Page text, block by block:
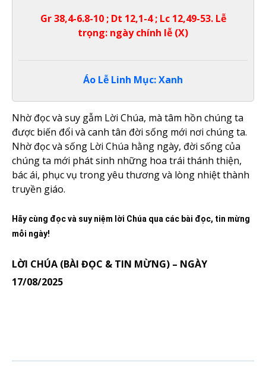
Gr 38,4-6.8-10 ; Dt 12,1-4 ; Lc 12,49-53. Lễ
trọng: ngày chính lễ (X)
Áo Lễ Linh Mục: Xanh
Nhờ đọc và suy gẫm Lời Chúa, mà tâm hồn chúng ta
được biến đổi và canh tân đời sống mới nơi chúng ta.
Nhờ đọc và sống Lời Chúa hằng ngày, đời sống của
chúng ta mới phát sinh những hoa trái thánh thiện,
bác ái, phục vụ trong yêu thương và lòng nhiệt thành
truyền giáo.
Hãy cùng đọc và suy niệm lời Chúa qua các bài đọc, tin mừng
mỗi ngày!
LỜI CHÚA (BÀI ĐỌC & TIN MỪNG) – NGÀY
17/08/2025